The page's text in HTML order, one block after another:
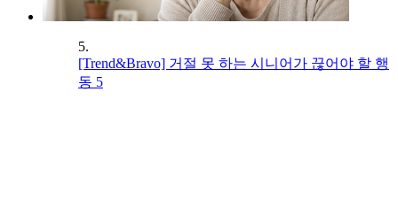
5.
[Trend&Bravo] 거절 못 하는 시니어가 끊어야 할 행
동 5